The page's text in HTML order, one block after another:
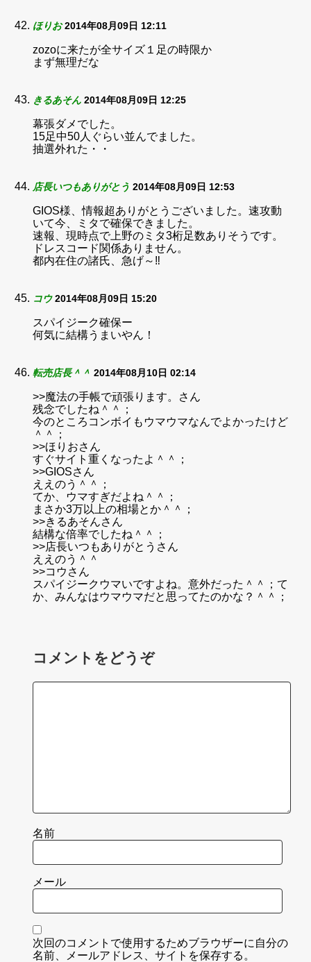
ほりお 2014年08月09日 12:11
zozoに来たが全サイズ１足の時限か
まず無理だな
きるあそん 2014年08月09日 12:25
幕張ダメでした。
15足中50人ぐらい並んでました。
抽選外れた・・
店長いつもありがとう 2014年08月09日 12:53
GIOS様、情報超ありがとうございました。速攻動
いて今、ミタで確保できました。
速報、現時点で上野のミタ3桁足数ありそうです。
ドレスコード関係ありません。
都内在住の諸氏、急げ～‼
コウ 2014年08月09日 15:20
スパイジーク確保ー
何気に結構うまいやん！
転売店長＾＾ 2014年08月10日 02:14
>>魔法の手帳で頑張ります。さん
残念でしたね＾＾；
今のところコンボイもウマウマなんでよかったけど
＾＾；
>>ほりおさん
すぐサイト重くなったよ＾＾；
>>GIOSさん
ええのう＾＾；
てか、ウマすぎだよね＾＾；
まさか3万以上の相場とか＾＾；
>>きるあそんさん
結構な倍率でしたね＾＾；
>>店長いつもありがとうさん
ええのう＾＾
>>コウさん
スパイジークウマいですよね。意外だった＾＾；て
か、みんなはウマウマだと思ってたのかな？＾＾；
コメントをどうぞ
名前
メール
次回のコメントで使用するためブラウザーに自分の
名前、メールアドレス、サイトを保存する。